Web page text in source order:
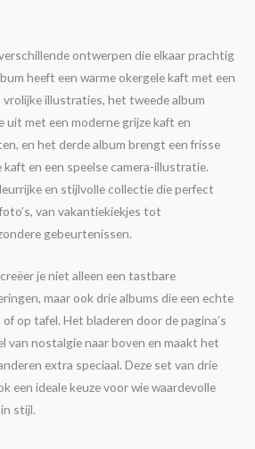
ontwerpen die elkaar prachtig
heeft een warme okergele kaft met een
illustraties, het tweede album
met een moderne grijze kaft en
en het derde album brengt een frisse
en een speelse camera-illustratie.
en stijlvolle collectie die perfect
van vakantiekiekjes tot
gebeurtenissen.
je niet alleen een tastbare
maar ook drie albums die een echte
op tafel. Het bladeren door de pagina’s
van nostalgie naar boven en maakt het
extra speciaal. Deze set van drie
een ideale keuze voor wie waardevolle
stijl.